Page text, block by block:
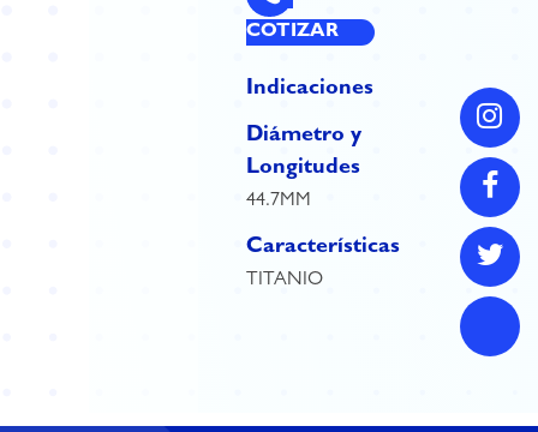
COTIZAR
Indicaciones
Diámetro y
Longitudes
44.7MM
Características
TITANIO